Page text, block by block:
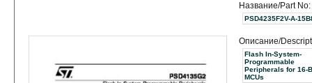
Название/Part No:
PSD4235F2V-A-
Описание/
Flash In-System-
Programmable
Peripherals for 16-
MCUs